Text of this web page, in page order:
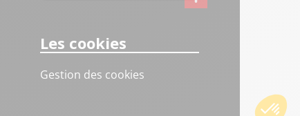
Les cookies
Gestion des cookies